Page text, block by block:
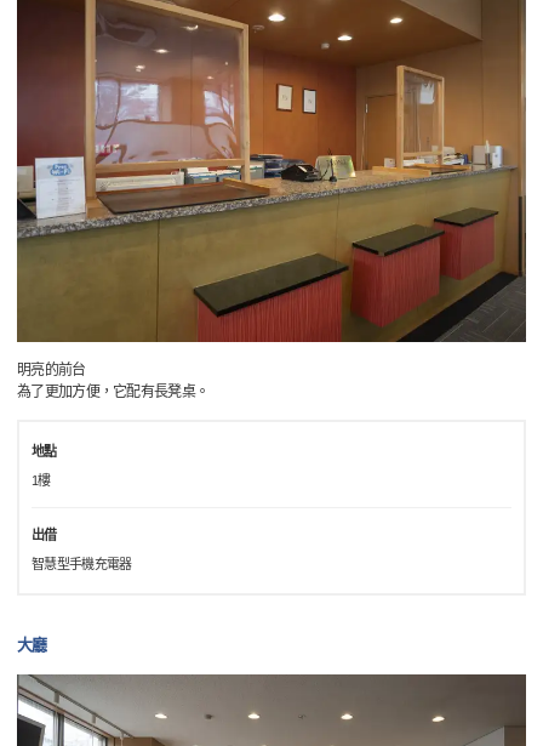
明亮的前台
為了更加方便，它配有長凳桌。
地點
1樓
出借
智慧型手機充電器
大廳